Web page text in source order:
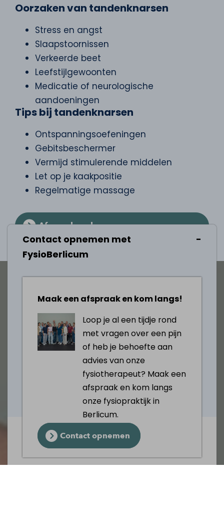
Oorzaken van tandenknarsen
Stress en angst
Slaapstoornissen
Verkeerde beet
Leefstijlgewoonten
Medicatie of neurologische
aandoeningen
Tips bij tandenknarsen
Ontspanningsoefeningen
Gebitsbeschermer
Vermijd stimulerende middelen
Let op je kaakpositie
Regelmatige massage
Afspraak maken
Contact opnemen met
FysioBerlicum
Maak een afspraak en kom langs!
Loop je al een tijdje rond
met vragen over een pijn
of heb je behoefte aan
advies van onze
fysiotherapeut? Maak een
afspraak en kom langs
onze fysiopraktijk in
Berlicum.
Contact opnemen